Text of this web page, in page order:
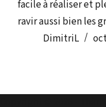
facile à réaliser et
ravir aussi bien les
DimitriL